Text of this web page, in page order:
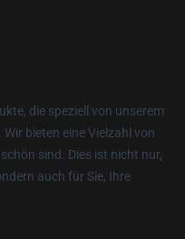
die speziell von unserem
bieten eine Vielzahl von
sind. Dies ist nicht nur,
auch für Sie, Ihre